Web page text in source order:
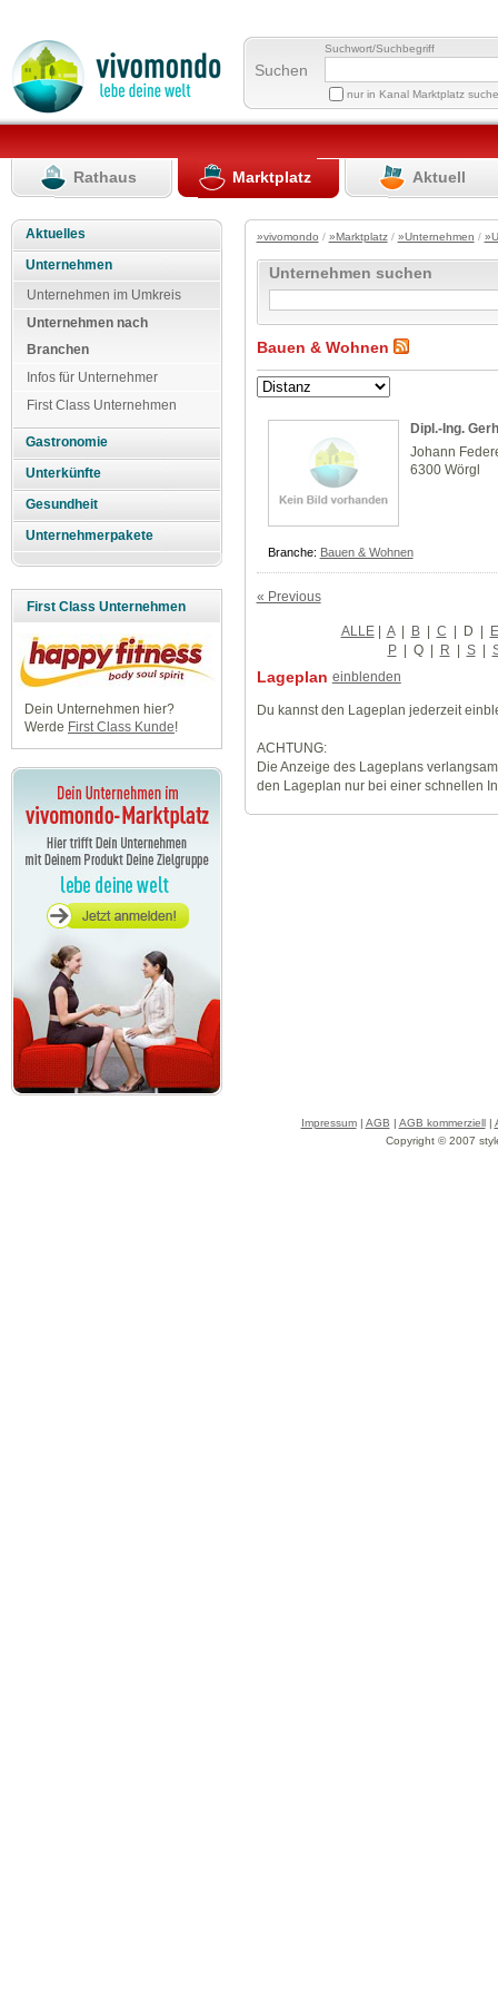
Suchen
Suchwort/Suchbegriff
nur in Kanal Marktplatz
Rathaus Marktplatz Aktuell
Aktuelles
Unternehmen
Unternehmen im Umkreis
Unternehmen nach
Branchen
Infos für Unternehmer
First Class Unternehmen
Gastronomie
Unterkünfte
Gesundheit
Unternehmerpakete
First Class Unternehmen
Dein Unternehmen hier?
Werde First Class Kunde!
»vivomondo / »Marktplatz/ »Unternehmen /
Unternehmen suchen
Bauen & Wohnen
Dipl.-Ing.
Johann
6300 Wörgl
Branche: Bauen & Wohnen
« Previous
ALLE| A | B | C | D | E
P | Q | R | S |
Lageplan einblenden
Du kannst den Lageplan jederzeit
ACHTUNG:
Die Anzeige des Lageplans
den Lageplan nur bei einer schnellen
Impressum| AGB | AGB kommerziell|
Copyright © 2007